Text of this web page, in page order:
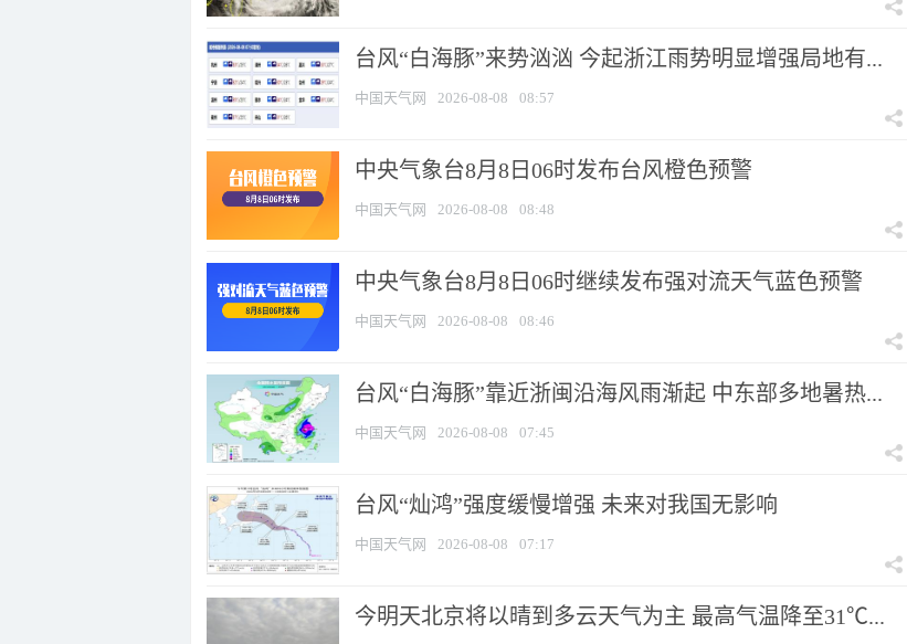
台风“白海豚”来势汹汹 今起浙江雨势明显增强局地有...
中国天气网 2026-08-08 08:57
中央气象台8月8日06时发布台风橙色预警
中国天气网 2026-08-08 08:48
中央气象台8月8日06时继续发布强对流天气蓝色预警
中国天气网 2026-08-08 08:46
台风“白海豚”靠近浙闽沿海风雨渐起 中东部多地暑热...
中国天气网 2026-08-08 07:45
台风“灿鸿”强度缓慢增强 未来对我国无影响
中国天气网 2026-08-08 07:17
今明天北京将以晴到多云天气为主 最高气温降至31℃...